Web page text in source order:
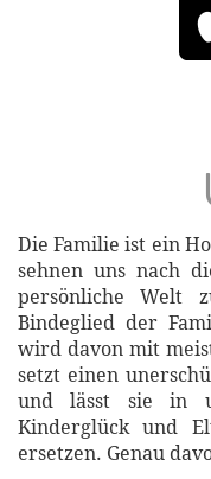
Die Familie ist ein
sehnen uns nach
persönliche Welt
Bindeglied der
wird davon mit
setzt einen
und lässt sie in
Kinderglück und
ersetzen. Genau